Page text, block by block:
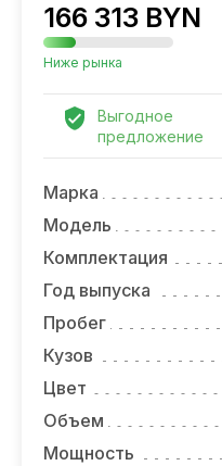
КОНТАКТЫ
166 313 BYN
Ниже рынка
Выгодное
предложение
Марка
Модель
Комплектация
Год выпуска
Пробег
Кузов
Цвет
Объем
Мощность